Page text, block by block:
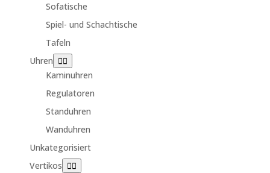
Sofatische
Spiel- und Schachtische
Tafeln
Uhren
Kaminuhren
Regulatoren
Standuhren
Wanduhren
Unkategorisiert
Vertikos